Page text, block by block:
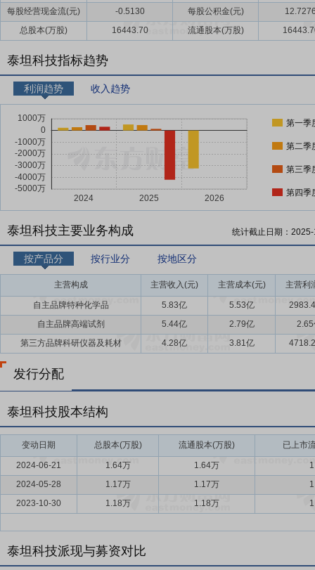
每股经营现金流(元)
-0.5130 每股公积金(元)
总股本(万股)
16443.70 流通股本(万股)
泰坦科技指标趋势
利润趋势 收入趋势
第一季
第二季
第三季
第四季
泰坦科技主要业务构成 统计截止日期：
按产品分 按行业分 按地区分
主营构成 主营收入(元) 主营成本(元) 主营利
自主品牌特种化学品 5.83亿 5.53亿
自主品牌高端试剂
5.44亿 2.79亿
2.65
第三方品牌科研仪器及耗材
4.28亿 3.81亿
发行分配
泰坦科技股本结构
变动日期 总股本(万股) 流通股本(万股) 已上市
2024-06-21 1.64万 1.64万
2024-05-28
1.17万 1.17万
2023-10-30
1.18万 1.18万
泰坦科技派现与募资对比